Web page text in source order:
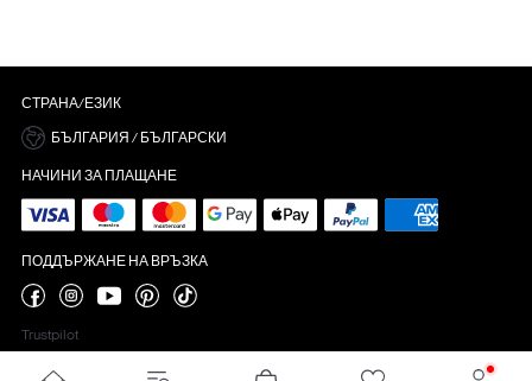
СТРАНА/ЕЗИК
БЪЛГАРИЯ / БЪЛГАРСКИ
НАЧИНИ ЗА ПЛАЩАНЕ
ПОДДЪРЖАНЕ НА ВРЪЗКА
Trustpilot